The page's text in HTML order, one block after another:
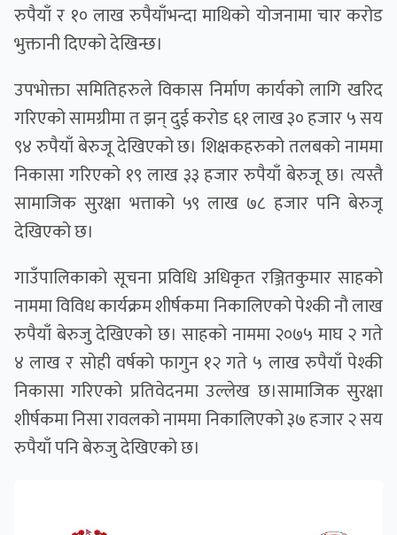
रुपैयाँ र १० लाख रुपैयाँभन्दा माथिको योजनामा चार करोड
भुक्तानी दिएको देखिन्छ।
उपभोक्ता समितिहरुले विकास निर्माण कार्यको लागि खरिद
गरिएको सामग्रीमा त झन् दुई करोड ६१ लाख ३० हजार ५ सय
९४ रुपैयाँ बेरुजू देखिएको छ। शिक्षकहरुको तलबको नाममा
निकासा गरिएको १९ लाख ३३ हजार रुपैयाँ बेरुजू छ। त्यस्तै
सामाजिक सुरक्षा भत्ताको ५९ लाख ७८ हजार पनि बेरुजू
देखिएको छ।
गाउँपालिकाको सूचना प्रविधि अधिकृत रञ्जितकुमार साहको
नाममा विविध कार्यक्रम शीर्षकमा निकालिएको पेश्की नौ लाख
रुपैयाँ बेरुजु देखिएको छ। साहको नाममा २०७५ माघ २ गते
४ लाख र सोही वर्षको फागुन १२ गते ५ लाख रुपैयाँ पेश्की
निकासा गरिएको प्रतिवेदनमा उल्लेख छ।सामाजिक सुरक्षा
शीर्षकमा निसा रावलको नाममा निकालिएको ३७ हजार २ सय
रुपैयाँ पनि बेरुजु देखिएको छ।